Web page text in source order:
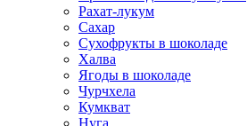
Рахат-лукум
Сахар
Сухофрукты в шоколаде
Халва
Ягоды в шоколаде
Чурчхела
Кумкват
Нуга